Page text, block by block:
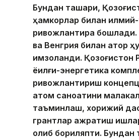
Бундан ташқари,
ҳамкорлар билан
ривожлантира
ва Венгрия билан қатор
имзоланди. Қозоғистон
ёқилғи-энергетика
ривожлантириш
атом саноатини
таъминлаш, хорижий
грантлар ажратиш
олиб бориляпти. Бундан